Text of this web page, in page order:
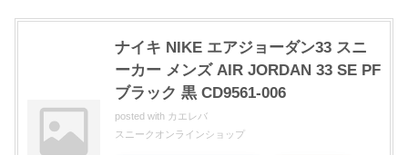
ナイキ NIKE エアジョーダン33 スニ
ーカー メンズ AIR JORDAN 33 SE PF
ブラック 黒 CD9561-006
posted with カエレバ
スニークオンラインショップ